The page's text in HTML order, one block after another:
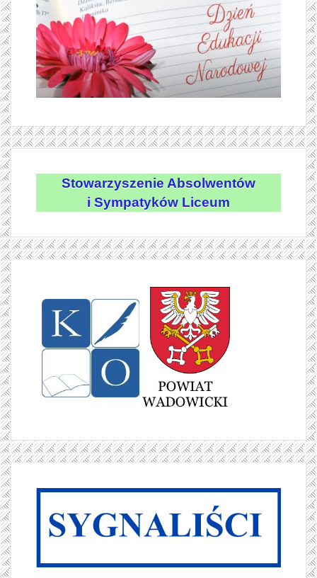
Stowarzyszenie Absolwentów
i Sympatyków Liceum